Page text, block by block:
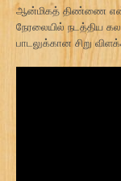
ஆன்மிகத் திண்ணை
நேரலையில் நடத்திய
பாடலுக்கான சிறு